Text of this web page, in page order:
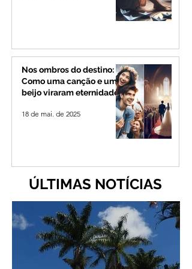
Nos ombros do destino:
Como uma canção e um
beijo viraram eternidade
18 de mai. de 2025
ÚLTIMAS NOTÍCIAS